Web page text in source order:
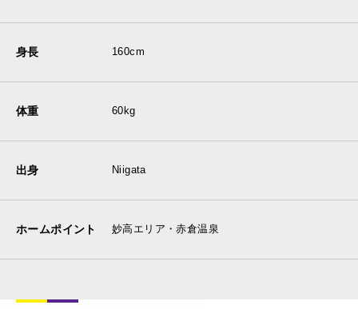
身長 160cm
体重 60kg
出身 Niigata
ホームポイント 妙高エリア・赤倉温泉